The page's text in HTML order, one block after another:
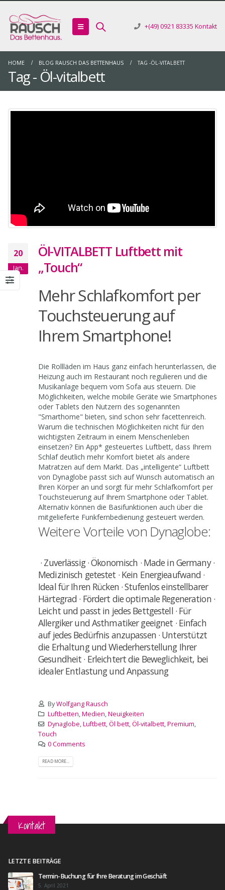
+(49) 0921 83335 Kontakt
HOME BLOG RAUSCH DAS BETTENHAUS TAG -ÖL-VITALBETT
Tag - Öl-vitalbett
20
Jan.
Öl-VITALBETT Luftbett mit
„Touch“
Mehr Schlafkomfort per
Touchsteuerung auf
Ihrem Smartphone!
Die Rollläden im Haus ganz einfach herunterlassen, die
Heizung auch im Restaurant noch regulieren und die
Musikanlage bequem vom Sofa aus steuern. Die
Möglichkeiten, welche mobile Geräte wie Smartphones
oder Tablets den Nutzern des sogenannten
"Smarthome" bieten, sind schon sehr facettenreich.
Warum die technischen Möglichkeiten nicht für den
wichtigsten Zeitraum in einem Menschenleben
einsetzen? Ein App* gesteuertes Luftbett, dass Ihrem
Schlaf deutlich mehr Komfort bietet als andere
Matratzen auf dem Markt. Das „intelligente“ Luftbett
von Dynaglobe passt sich auf Wunsch automatisch an
Ihren Körper an und sorgt für mehr Schlafkomfort per
Touchsteuerung auf Ihrem Smartphone oder Tablet.
Alternativ können die Basifunktionen auch über die
mitgelieferte Funkfernbedienung gesteuert werden.
Weitere Vorteile von Dynaglobe:
· Zuverlässig · Ökonomisch · Made in Germany ·
Medizinisch getestet · Kein Energieaufwand ·
Ideal für Ihren Rücken · Stufenlos einstellbarer
Härtegrad · Fördert die optimale Regeneration ·
Leicht und passt in jedes Bettgestell · Für
Allergiker und Asthmatiker geeignet · Einfach
auf jedes Bedürfnis anzupassen · Unterstützt
die Erhaltung und Wiederherstellung Ihrer
Gesundheit · Erleichtert die Beweglichkeit, bei
idealer Entlastung und Anpassung
ByWolfgang Rausch
Luftbetten,Medien,Neuigkeiten
Dynaglobe,Luftbett,Öl bett,Öl-vitalbett,Premium,
Touch
0 Comments
READ MORE...
Kontakt
LETZTE BEITRÄGE
Termin-Buchung für Ihre Beratung im Geschäft
5. April 2021